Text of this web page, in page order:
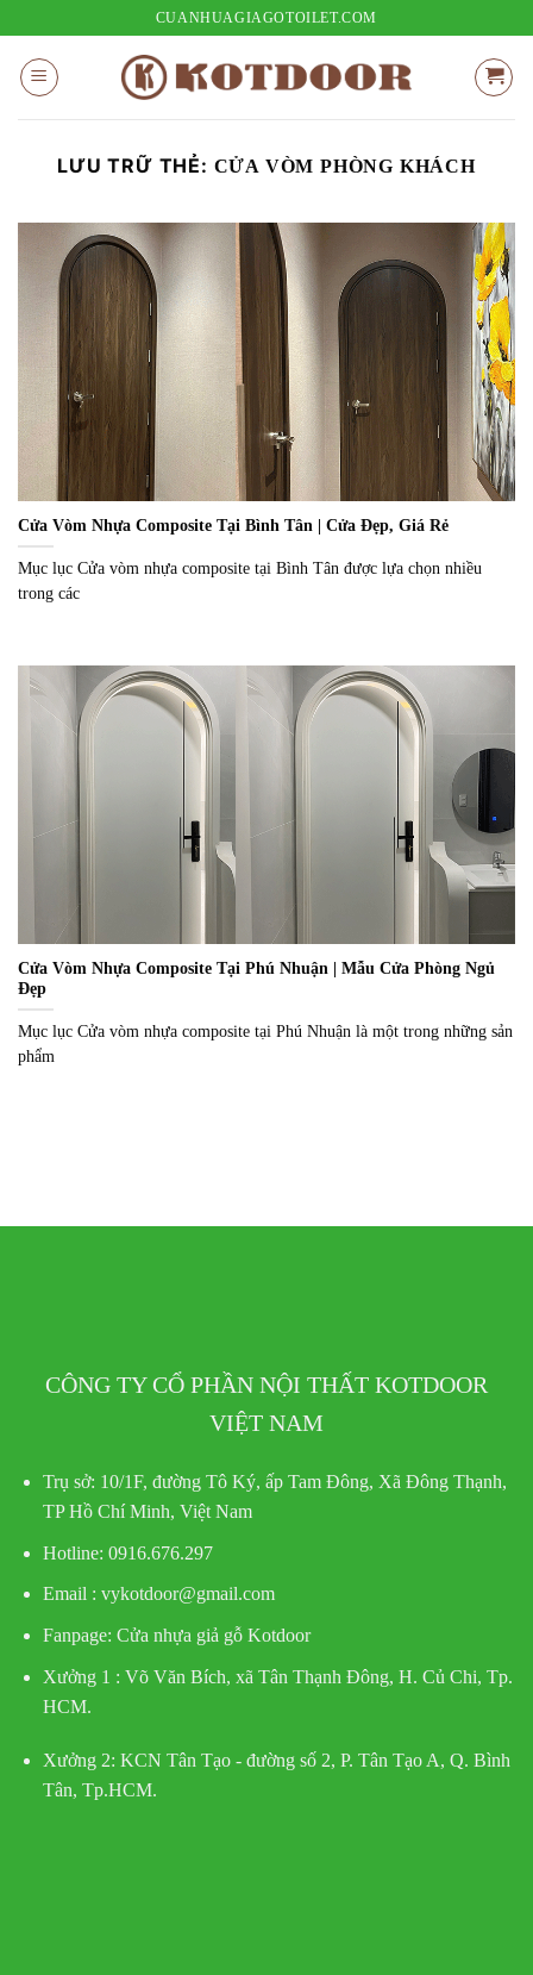
nội
dung
CUANHUAGIAGOTOILET.COM
LƯU TRỮ THẺ: CỬA VÒM PHÒNG KHÁCH
Cửa Vòm Nhựa Composite Tại Bình Tân | Cửa Đẹp, Giá Rẻ
Mục lục Cửa vòm nhựa composite tại Bình Tân được lựa chọn nhiều
trong các
Cửa Vòm Nhựa Composite Tại Phú Nhuận | Mẫu Cửa Phòng Ngủ
Đẹp
Mục lục Cửa vòm nhựa composite tại Phú Nhuận là một trong những sản
phẩm
CÔNG TY CỔ PHẦN NỘI THẤT KOTDOOR
VIỆT NAM
Trụ sở: 10/1F, đường Tô Ký, ấp Tam Đông, Xã Đông Thạnh,
TP Hồ Chí Minh, Việt Nam
Hotline: 0916.676.297
Email : vykotdoor@gmail.com
Fanpage: Cửa nhựa giả gỗ Kotdoor
Xưởng 1 : Võ Văn Bích, xã Tân Thạnh Đông, H. Củ Chi, Tp.
HCM.
Xưởng 2: KCN Tân Tạo - đường số 2, P. Tân Tạo A, Q. Bình
Tân, Tp.HCM.